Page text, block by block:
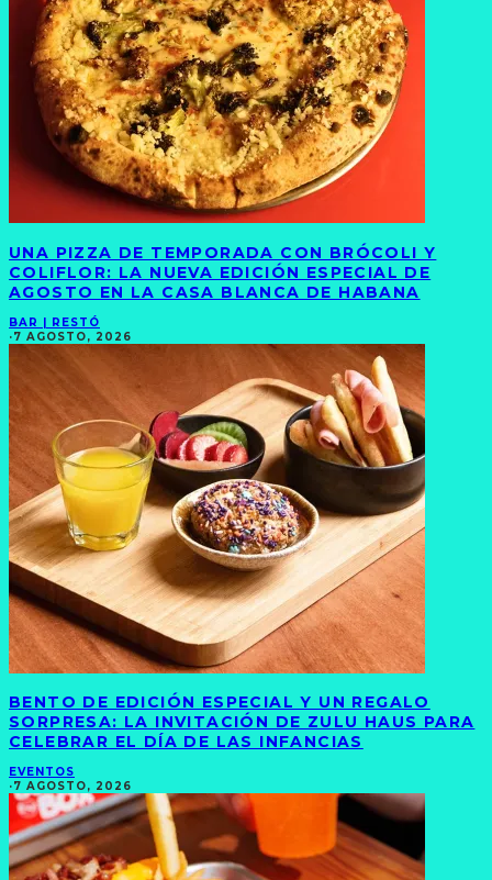
UNA PIZZA DE TEMPORADA CON BRÓCOLI Y
COLIFLOR: LA NUEVA EDICIÓN ESPECIAL DE
AGOSTO EN LA CASA BLANCA DE HABANA
BAR | RESTÓ
·7 AGOSTO, 2026
BENTO DE EDICIÓN ESPECIAL Y UN REGALO
SORPRESA: LA INVITACIÓN DE ZULU HAUS PARA
CELEBRAR EL DÍA DE LAS INFANCIAS
EVENTOS
·7 AGOSTO, 2026